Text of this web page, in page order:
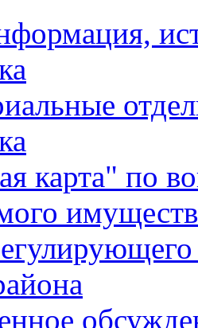
карта" по